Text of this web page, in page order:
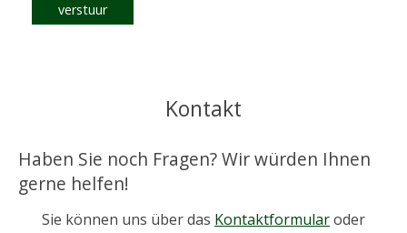
verstuur
Kontakt
Haben Sie noch Fragen? Wir würden Ihnen
gerne helfen!
Sie können uns über das Kontaktformularoder